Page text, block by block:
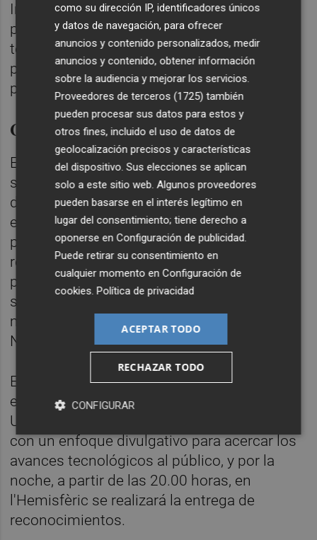
Ingenieros de Telecomunicación, reunirá
profesionales, representantes de institutos
tecnológicos, universidades, organismos
públicos, instituciones y otras entidades
participantes.
Calendario y plazos
En cuanto al calendario y plazos, el 26 abril
se cerrará el término para recibir propuestas
de empresas patrocinadoras y el 5 de mayo
el de la presentación de candidaturas. Las
propuestas para los premios podrán ser
realizadas por cualquiera de los entes que
participan en el acto. Finalmente, el jurado
se reunirá del 9 al 12 de mayo y el 26 de
mayo se celebra la entrega de premios y la
Noche de las Telecomunicaciones.
El día 26 por la mañana se celebrará un acto
en el salón de actos Cubo Azul de la
Universitat Politècnica charlas de expertos
con un enfoque divulgativo para acercar los
avances tecnológicos al público, y por la
noche, a partir de las 20.00 horas, en
l'Hemisfèric se realizará la entrega de
reconocimientos.
como su dirección IP, identificadores únicos
y datos de navegación, para ofrecer
anuncios y contenido personalizados, medir
anuncios y contenido, obtener información
sobre la audiencia y mejorar los servicios.
Proveedores de terceros (1725) también
pueden procesar sus datos para estos y
otros fines, incluido el uso de datos de
geolocalización precisos y características
del dispositivo. Sus elecciones se aplican
solo a este sitio web. Algunos proveedores
pueden basarse en el interés legítimo en
lugar del consentimiento; tiene derecho a
oponerse enConfiguración de publicidad
Puede retirar su consentimiento en
cualquier momento enConfiguración de
cookies .Política de privacidad
ACEPTAR TODO
RECHAZAR TODO
CONFIGURAR